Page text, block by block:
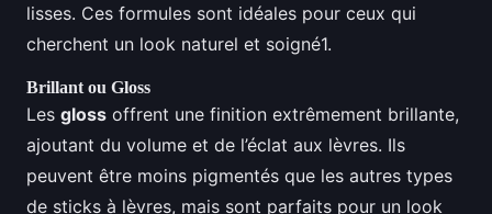
lisses. Ces formules sont idéales pour ceux qui
cherchent un look naturel et soigné1.
Brillant ou Gloss
Les gloss offrent une finition extrêmement brillante,
ajoutant du volume et de l’éclat aux lèvres. Ils
peuvent être moins pigmentés que les autres types
de sticks à lèvres, mais sont parfaits pour un look